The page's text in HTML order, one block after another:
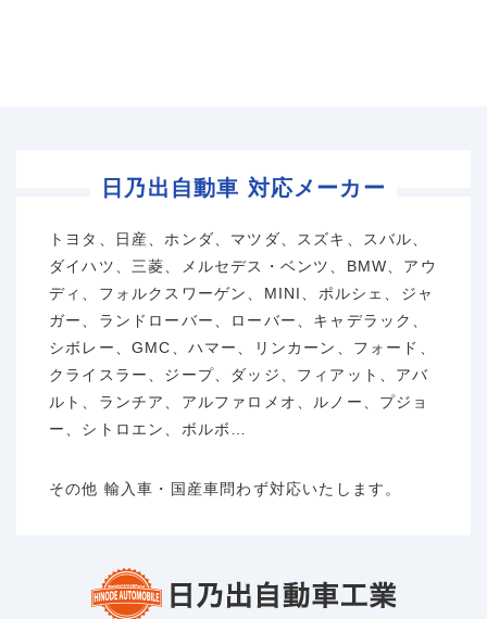
日乃出自動車 対応メーカー
トヨタ、日産、ホンダ、マツダ、スズキ、スバル、
ダイハツ、三菱、メルセデス・ベンツ、BMW、アウ
ディ、フォルクスワーゲン、MINI、ポルシェ、ジャ
ガー、ランドローバー、ローバー、キャデラック、
シボレー、GMC、ハマー、リンカーン、フォード、
クライスラー、ジープ、ダッジ、フィアット、アバ
ルト、ランチア、アルファロメオ、ルノー、プジョ
ー、シトロエン、ボルボ…
その他 輸入車・国産車問わず対応いたします。